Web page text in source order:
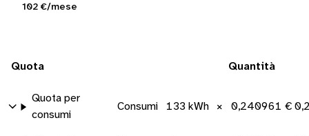
102 €/mese
Quota Quantità
Quota per
consumi
Consumi 133 kWh × 0,240961 €/